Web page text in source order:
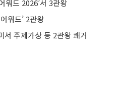
워드 2026’서 3관왕
워드’ 2관왕
서 주제가상 등 2관왕 쾌거